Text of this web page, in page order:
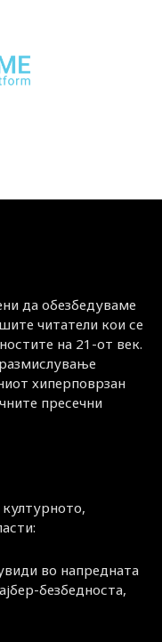
да обезбедуваме
читатели кои се
на 21-от век.
хиперповрзан
пресечни
во напредната
безбедноста,